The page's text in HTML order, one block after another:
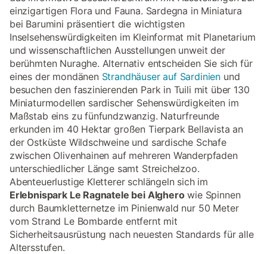
einzigartigen Flora und Fauna. Sardegna in Miniatura
bei Barumini präsentiert die wichtigsten
Inselsehenswürdigkeiten im Kleinformat mit Planetarium
und wissenschaftlichen Ausstellungen unweit der
berühmten Nuraghe. Alternativ entscheiden Sie sich für
eines der mondänen Strandhäuser auf Sardinien und
besuchen den faszinierenden Park in Tuili mit über 130
Miniaturmodellen sardischer Sehenswürdigkeiten im
Maßstab eins zu fünfundzwanzig. Naturfreunde
erkunden im 40 Hektar großen Tierpark Bellavista an
der Ostküste Wildschweine und sardische Schafe
zwischen Olivenhainen auf mehreren Wanderpfaden
unterschiedlicher Länge samt Streichelzoo.
Abenteuerlustige Kletterer schlängeln sich im
Erlebnispark Le Ragnatele bei Algherowie Spinnen
durch Baumkletternetze im Pinienwald nur 50 Meter
vom Strand Le Bombarde entfernt mit
Sicherheitsausrüstung nach neuesten Standards für alle
Altersstufen.